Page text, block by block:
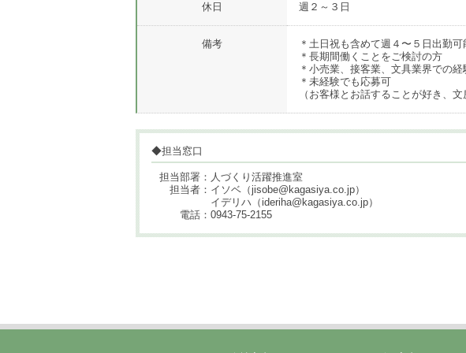
休日 週２～３日
備考
＊土日祝も含めて週４〜５日出勤可
＊長期間働くことをご検討の方
＊小売業、接客業、文具業界での
＊未経験でも応募可
（お客様とお話することが好き、文
◆担当窓口
担当部署：人づくり活躍推進室
担当者：イソベ（jisobe@kagasiya.co.jp）
イデリハ（ideriha@kagasiya.co.jp）
電話：0943-75-2155